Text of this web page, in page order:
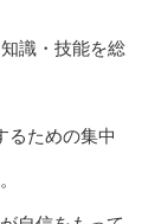
識・技能を総
るための集中